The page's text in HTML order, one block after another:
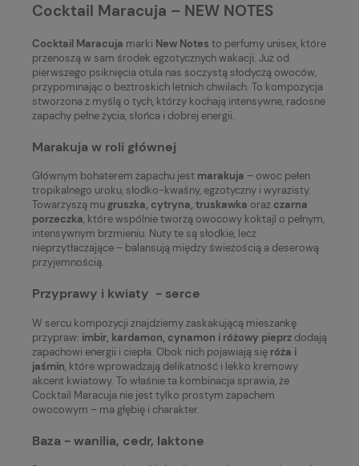
Cocktail Maracuja – NEW NOTES
Cocktail Maracuja marki New Notes to perfumy unisex, które
przenoszą w sam środek egzotycznych wakacji. Już od
pierwszego psiknięcia otula nas soczystą słodyczą owoców,
przypominając o beztroskich letnich chwilach. To kompozycja
stworzona z myślą o tych, którzy kochają intensywne, radosne
zapachy pełne życia, słońca i dobrej energii.
Marakuja w roli głównej
Głównym bohaterem zapachu jest marakuja – owoc pełen
tropikalnego uroku, słodko-kwaśny, egzotyczny i wyrazisty.
Towarzyszą mu gruszka, cytryna, truskawka oraz czarna
porzeczka, które wspólnie tworzą owocowy koktajl o pełnym,
intensywnym brzmieniu. Nuty te są słodkie, lecz
nieprzytłaczające – balansują między świeżością a deserową
przyjemnością.
Przyprawy i kwiaty - serce
W sercu kompozycji znajdziemy zaskakującą mieszankę
przypraw: imbir, kardamon, cynamon i różowy pieprzdodają
zapachowi energii i ciepła. Obok nich pojawiają się róża i
jaśmin, które wprowadzają delikatność i lekko kremowy
akcent kwiatowy. To właśnie ta kombinacja sprawia, że
Cocktail Maracuja nie jest tylko prostym zapachem
owocowym – ma głębię i charakter.
Baza - wanilia, cedr, laktone